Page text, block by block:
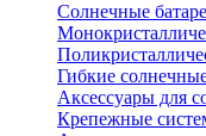
Солнечные
Гибкие
Аксессуары для
Крепежные